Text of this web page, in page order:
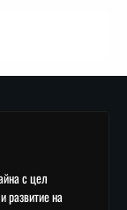
с цел
развитие на